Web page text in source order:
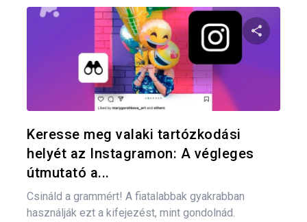
Keresse meg valaki tartózkodási
helyét az Instagramon: A végleges
útmutató a...
Csináld a grammért! A fiatalabbak gyakrabban
használják ezt a kifejezést, mint gondolnád.